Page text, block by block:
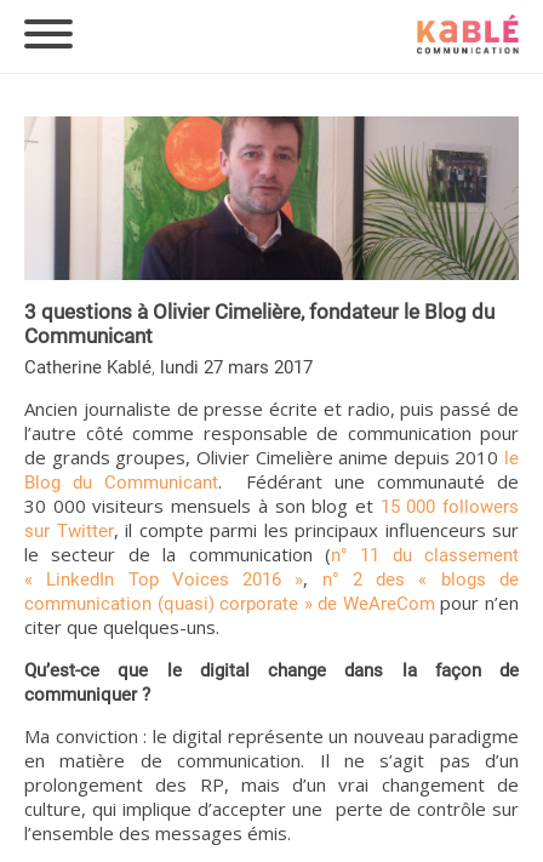
3 questions à Olivier Cimelière, fondateur le Blog du
Communicant
Catherine Kablé, lundi 27 mars 2017
Ancien journaliste de presse écrite et radio, puis passé de
l’autre côté comme responsable de communication pour
de grands groupes, Olivier Cimelière anime depuis 2010 le
Blog du Communicant. Fédérant une communauté de
30 000 visiteurs mensuels à son blog et 15 000 followers
sur Twitter, il compte parmi les principaux influenceurs sur
le secteur de la communication (n° 11 du classement
« LinkedIn Top Voices 2016 »,
n° 2 des « blogs de
communication (quasi) corporate » de WeAreCom pour n’en
citer que quelques-uns.
Qu’est-ce que le digital change dans la façon de
communiquer ?
Ma conviction : le digital représente un nouveau paradigme
en matière de communication. Il ne s’agit pas d’un
prolongement des RP, mais d’un vrai changement de
culture, qui implique d’accepter une perte de contrôle sur
l’ensemble des messages émis.